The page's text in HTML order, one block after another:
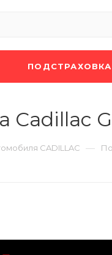
ПОДСТРАХОВКА
Cadillac
CADILLAC —